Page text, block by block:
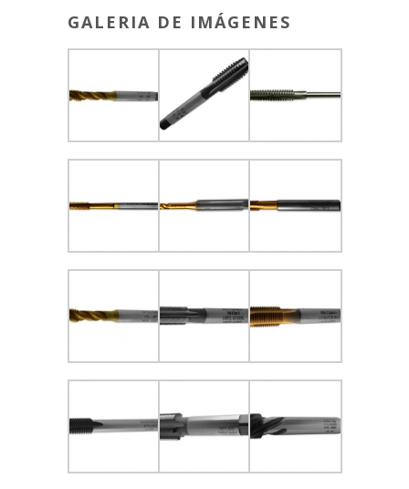
GALERIA DE IMÁGENES